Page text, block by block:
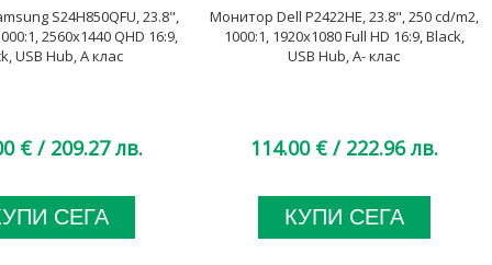
S24H850QFU, 23.8",
2560x1440 QHD 16:9,
USB Hub, A клас
€/ 209.27 лв.
СЕГА
Монитор Dell P2422HE, 23.8", 250 cd/m2,
1000:1, 1920x1080 Full HD 16:9, Black,
USB Hub, A- клас
114.00 €/ 222.96 лв.
КУПИ СЕГА